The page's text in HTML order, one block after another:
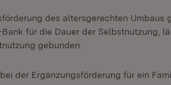
des altersgerechten Umbaus
für die Dauer der Selbstnutzung,
gebunden.
der Ergänzungsförderung für ein